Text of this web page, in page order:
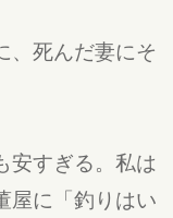
、死んだ妻にそ
安すぎる。私は
屋に「釣りはい